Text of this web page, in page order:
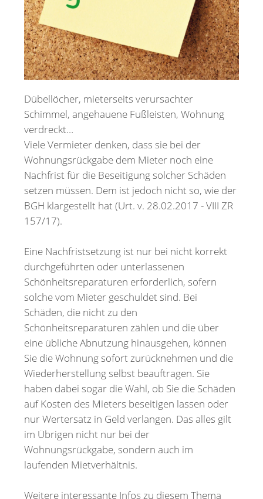
Dübellöcher, mieterseits verursachter
Schimmel, angehauene Fußleisten, Wohnung
verdreckt…
Viele Vermieter denken, dass sie bei der
Wohnungsrückgabe dem Mieter noch eine
Nachfrist für die Beseitigung solcher Schäden
setzen müssen. Dem ist jedoch nicht so, wie der
BGH klargestellt hat (Urt. v. 28.02.2017 - VIII ZR
157/17).
Eine Nachfristsetzung ist nur bei nicht korrekt
durchgeführten oder unterlassenen
Schönheitsreparaturen erforderlich, sofern
solche vom Mieter geschuldet sind. Bei
Schäden, die nicht zu den
Schönheitsreparaturen zählen und die über
eine übliche Abnutzung hinausgehen, können
Sie die Wohnung sofort zurücknehmen und die
Wiederherstellung selbst beauftragen. Sie
haben dabei sogar die Wahl, ob Sie die Schäden
auf Kosten des Mieters beseitigen lassen oder
nur Wertersatz in Geld verlangen. Das alles gilt
im Übrigen nicht nur bei der
Wohnungsrückgabe, sondern auch im
laufenden Mietverhältnis.
Weitere interessante Infos zu diesem Thema